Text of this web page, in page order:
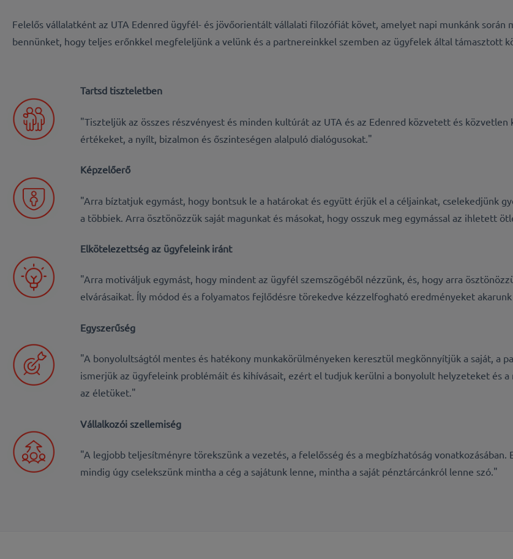
Felelős vállalatként az UTA Edenred ügyfél- és jövőorientált vállalati filozófiát követ, amelyet napi munkánk
bennünket, hogy teljes erőnkkel megfeleljünk a velünk és a partnereinkkel szemben az ügyfelek által támasztott
Tartsd tiszteletben
"Tiszteljük az összes részvényest és minden kultúrát az UTA és az Edenred közvetett és
értékeket, a nyílt, bizalmon és őszinteségen alalpuló dialógusokat."
Képzelőerő
"Arra bíztatjuk egymást, hogy bontsuk le a határokat és együtt érjük el a céljainkat, cselekedjünk
a többiek. Arra ösztönözzük saját magunkat és másokat, hogy osszuk meg egymással az ihletett
Elkötelezettség az ügyfeleink iránt
"Arra motiváljuk egymást, hogy mindent az ügyfél szemszögéből nézzünk, és, hogy arra
elvárásaikat. Íly módod és a folyamatos fejlődésre törekedve kézzelfogható eredményeket
Egyszerűség
"A bonyolultságtól mentes és hatékony munkakörülményeken keresztül megkönnyítjük a saját, a
ismerjük az ügyfeleink problémáit és kihívásait, ezért el tudjuk kerülni a bonyolult helyzeteket és
az életüket."
Vállalkozói szellemiség
"A legjobb teljesítményre törekszünk a vezetés, a felelősség és a megbízhatóság
mindig úgy cselekszünk mintha a cég a sajátunk lenne, mintha a saját pénztárcánkról lenne szó."